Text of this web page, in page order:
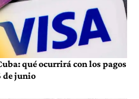
qué ocurrirá con los pagos
de junio